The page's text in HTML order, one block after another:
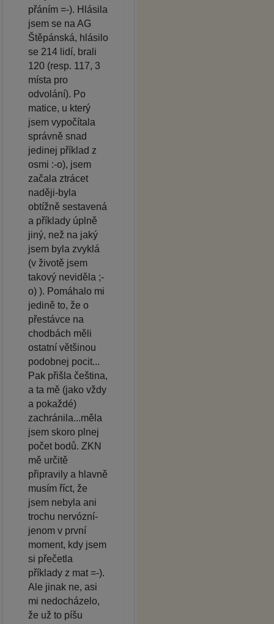
přáním =-). Hlásila
jsem se na AG
Štěpánská, hlásilo
se 214 lidí, brali
120 (resp. 117, 3
místa pro
odvolání). Po
matice, u který
jsem vypočítala
správně snad
jedinej příklad z
osmi :-o), jsem
začala ztrácet
naději-byla
obtížně sestavená
a příklady úplně
jiný, než na jaký
jsem byla zvyklá
(v životě jsem
takový neviděla ;-
o) ). Pomáhalo mi
jedině to, že o
přestávce na
chodbách měli
ostatní většinou
podobnej pocit...
Pak přišla čeština,
a ta mě (jako vždy
a pokaždé)
zachránila...měla
jsem skoro plnej
počet bodů. ZKN
mě určitě
připravily a hlavně
musím říct, že
jsem nebyla ani
trochu nervózní-
jenom v první
moment, kdy jsem
si přečetla
příklady z mat =-).
Ale jinak ne, asi
mi nedocházelo,
že už to píšu